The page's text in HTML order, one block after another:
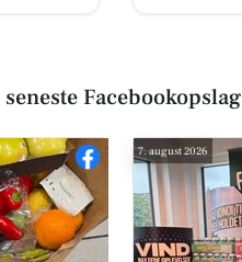
Facebookopslag
7. august 2026